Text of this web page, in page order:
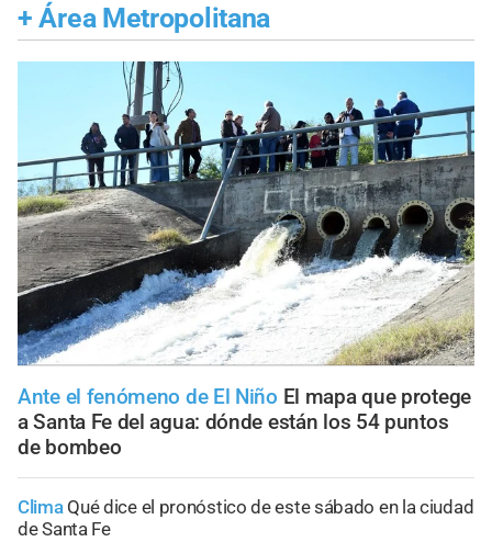
+ Área Metropolitana
Ante el fenómeno de El Niño El mapa que protege
a Santa Fe del agua: dónde están los 54 puntos
de bombeo
Clima Qué dice el pronóstico de este sábado en la ciudad
de Santa Fe